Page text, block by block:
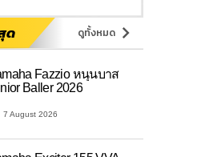
ด ดูทั้งหมด
Fazzio หนุนบาส
Baller 2026
7 August 2026